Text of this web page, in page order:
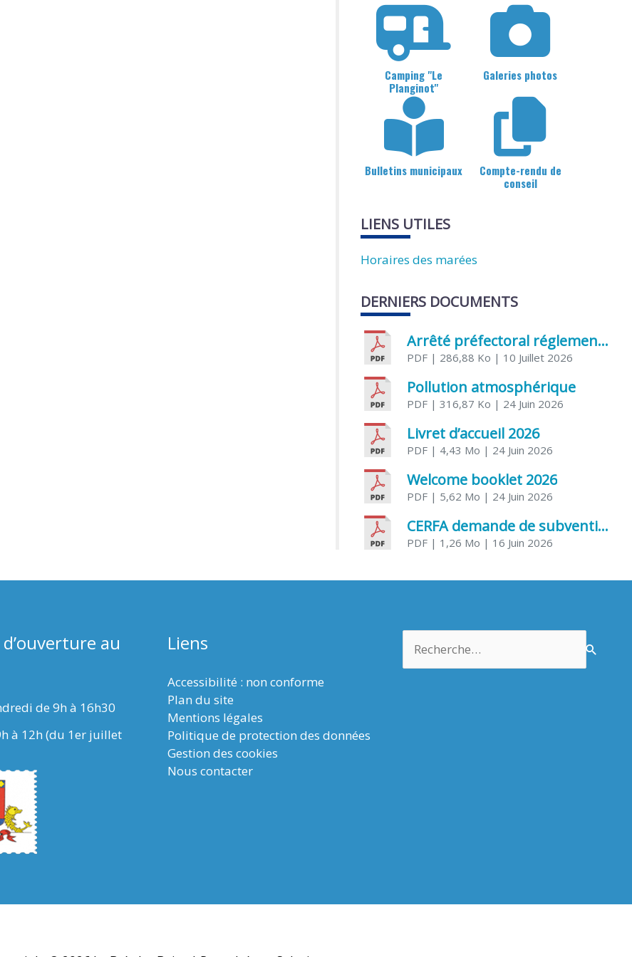
Camping "Le
Planginot"
Galeries photos
Bulletins municipaux
Compte-rendu de
conseil
LIENS UTILES
Horaires des marées
DERNIERS DOCUMENTS
Arrêté préfectoral réglementant l’usage de l’eau
PDF | 286,88 Ko | 10 Juillet 2026
Pollution atmosphérique
PDF | 316,87 Ko | 24 Juin 2026
Livret d’accueil 2026
PDF | 4,43 Mo | 24 Juin 2026
Welcome booklet 2026
PDF | 5,62 Mo | 24 Juin 2026
CERFA demande de subvention association
PDF | 1,26 Mo | 16 Juin 2026
au
de 9h à 16h30
à 12h (du 1er juillet
Liens
Accessibilité : non conforme
Plan du site
Mentions légales
Politique de protection des données
Gestion des cookies
Nous contacter